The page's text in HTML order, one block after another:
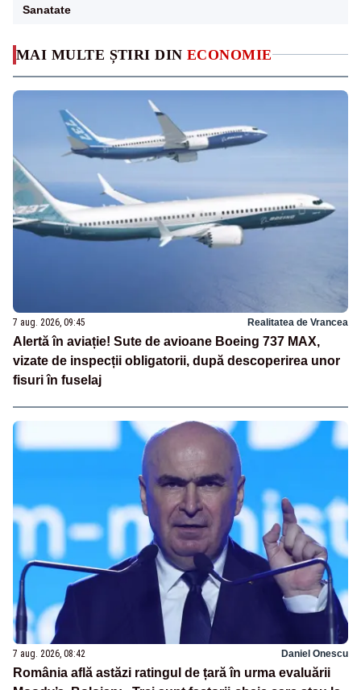
MAI MULTE ȘTIRI DIN ECONOMIE
7 aug. 2026, 09:45 Realitatea de Vrancea
Alertă în aviație! Sute de avioane Boeing 737 MAX,
vizate de inspecții obligatorii, după descoperirea unor
fisuri în fuselaj
7 aug. 2026, 08:42 Daniel Onescu
România află astăzi ratingul de țară în urma evaluării
Sanatate